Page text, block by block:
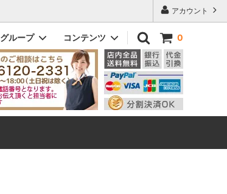
アカウント
0
ドッティ｜DOTTY
ビック｜VIC
グループ
メンズ
コンテンツ
初めてのお客様へ
Q&A よくある質問